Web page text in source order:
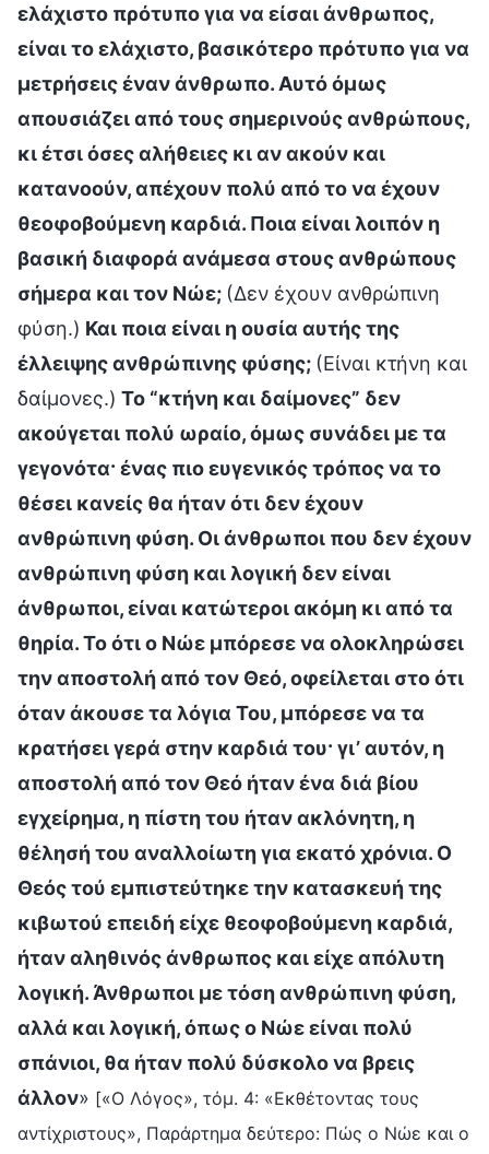
ελάχιστο πρότυπο για να είσαι άνθρωπος,
είναι το ελάχιστο, βασικότερο πρότυπο για να
μετρήσεις έναν άνθρωπο. Αυτό όμως
απουσιάζει από τους σημερινούς ανθρώπους,
κι έτσι όσες αλήθειες κι αν ακούν και
κατανοούν, απέχουν πολύ από το να έχουν
θεοφοβούμενη καρδιά. Ποια είναι λοιπόν η
βασική διαφορά ανάμεσα στους ανθρώπους
σήμερα και τον Νώε; (Δεν έχουν ανθρώπινη
φύση.) Και ποια είναι η ουσία αυτής της
έλλειψης ανθρώπινης φύσης; (Είναι κτήνη και
δαίμονες.) Το “κτήνη και δαίμονες” δεν
ακούγεται πολύ ωραίο, όμως συνάδει με τα
γεγονότα· ένας πιο ευγενικός τρόπος να το
θέσει κανείς θα ήταν ότι δεν έχουν
ανθρώπινη φύση. Οι άνθρωποι που δεν έχουν
ανθρώπινη φύση και λογική δεν είναι
άνθρωποι, είναι κατώτεροι ακόμη κι από τα
θηρία. Το ότι ο Νώε μπόρεσε να ολοκληρώσει
την αποστολή από τον Θεό, οφείλεται στο ότι
όταν άκουσε τα λόγια Του, μπόρεσε να τα
κρατήσει γερά στην καρδιά του· γι’ αυτόν, η
αποστολή από τον Θεό ήταν ένα διά βίου
εγχείρημα, η πίστη του ήταν ακλόνητη, η
θέλησή του αναλλοίωτη για εκατό χρόνια. Ο
Θεός τού εμπιστεύτηκε την κατασκευή της
κιβωτού επειδή είχε θεοφοβούμενη καρδιά,
ήταν αληθινός άνθρωπος και είχε απόλυτη
λογική. Άνθρωποι με τόση ανθρώπινη φύση,
αλλά και λογική, όπως ο Νώε είναι πολύ
σπάνιοι, θα ήταν πολύ δύσκολο να βρεις
άλλον» [«Ο Λόγος», τόμ. 4: «Εκθέτοντας τους
αντίχριστους», Παράρτημα δεύτερο: Πώς ο Νώε και ο